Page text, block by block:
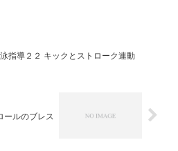
指導２２ キックとストローク連動
ールのブレス